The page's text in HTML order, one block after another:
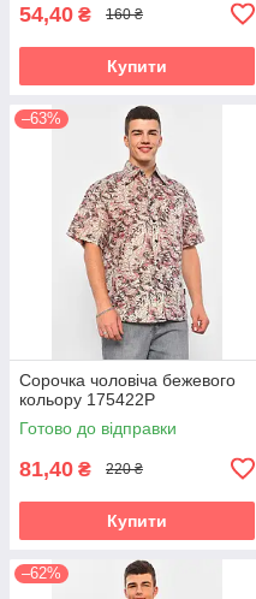
54,40 ₴ 160 ₴
Купити
–63%
Сорочка чоловіча бежевого
кольору 175422P
Готово до відправки
81,40 ₴ 220 ₴
Купити
–62%